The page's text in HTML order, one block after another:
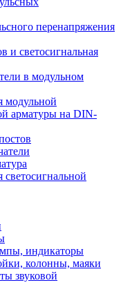
перенапряжения
и светосигнальная
в модульном
модульной
арматуры на DIN-
светосигнальной
индикаторы
колонны, маяки
звуковой